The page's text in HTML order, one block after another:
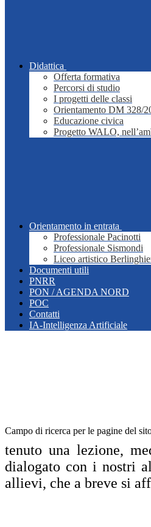
Didattica
Offerta formativa
Percorsi di studio
I progetti delle classi
Orientamento DM 328/
Educazione civica
Progetto WALO,
Orientamento in entrata
Professionale Pacinotti
Professionale Sismondi
Liceo artistico
Documenti utili
PNRR
PON / AGENDA NORD
POC
Contatti
IA-Intelligenza Artificiale
Campo di ricerca per le pagine del
tenuto una lezione,
dialogato con i nostri
allievi, che a breve si